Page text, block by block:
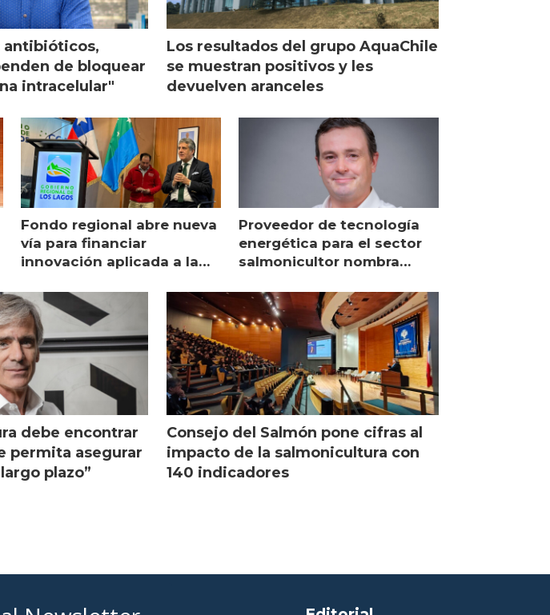
antibióticos,
de bloquear
intracelular"
Los resultados del grupo AquaChile
se muestran positivos y les
devuelven aranceles
Fondo regional abre nueva
vía para financiar
innovación aplicada a la
Proveedor de tecnología
energética para el sector
salmonicultor nombra
debe encontrar
permita asegurar
plazo”
Consejo del Salmón pone cifras al
impacto de la salmonicultura con
140 indicadores